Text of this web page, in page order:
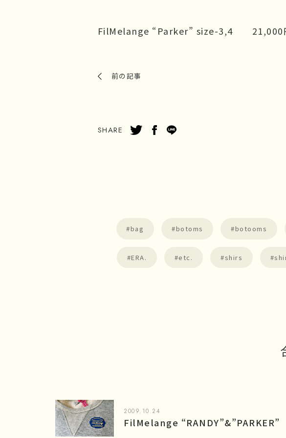
FilMelange “Parker” size-3,4 21,000
前の記事
SHARE
bag botoms botooms
ERA. etc. shirs
2009.10.24
FilMelange “RANDY”&”PARKER”